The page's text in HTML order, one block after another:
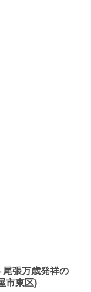
尾張万歳発祥の
市東区)